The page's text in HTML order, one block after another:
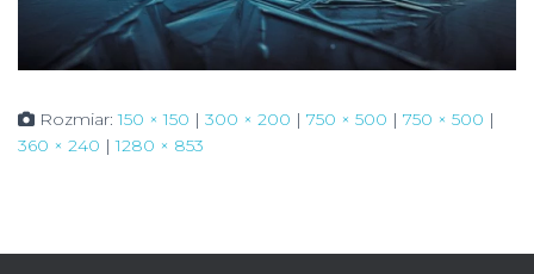
Rozmiar:150 × 150 | 300 × 200 | 750 × 500 | 750 × 500 |
360 × 240 | 1280 × 853